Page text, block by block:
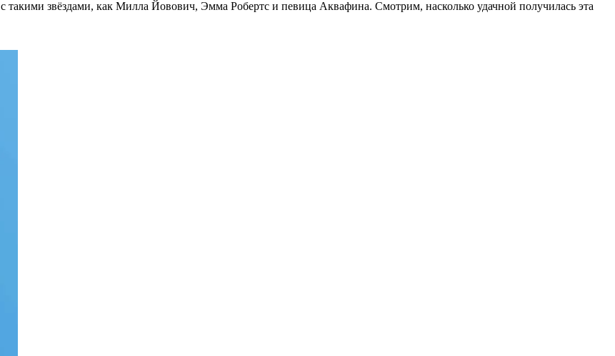
с такими звёздами, как Милла Йовович, Эмма Робертс и певица Аквафина. Смотрим, насколько удачной получилась эта